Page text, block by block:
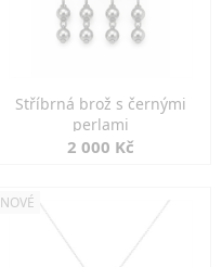
Stříbrná brož s černými
perlami
2 000 Kč
NOVÉ